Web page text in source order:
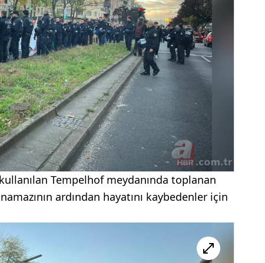
Tempelhof meydanında toplanan
ardından hayatını kaybedenler için